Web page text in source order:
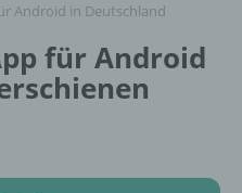
Android in Deutschland
für Android